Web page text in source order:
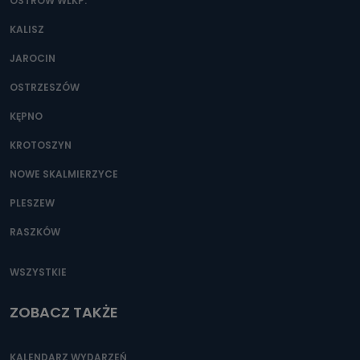
Można to zrobić pod numerem telefonu 62 735-51-05 lub
e-mailowo pod adresem: poczta@tvproart.pl
KALISZ
JAROCIN
OSTRZESZÓW
KĘPNO
KROTOSZYN
NOWE SKALMIERZYCE
PLESZEW
RASZKÓW
WSZYSTKIE
ZOBACZ TAKŻE
KALENDARZ WYDARZEŃ